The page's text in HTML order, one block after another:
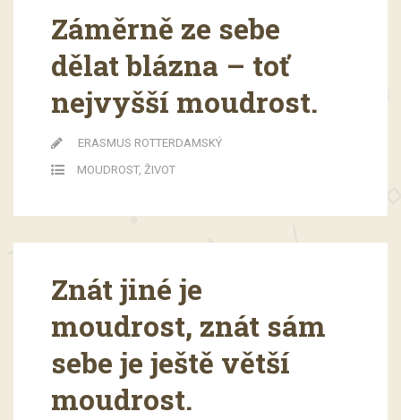
Záměrně ze sebe
dělat blázna – toť
nejvyšší moudrost.
ERASMUS ROTTERDAMSKÝ
MOUDROST, ŽIVOT
Znát jiné je
moudrost, znát sám
sebe je ještě větší
moudrost.